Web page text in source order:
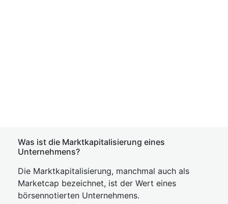
Was ist die Marktkapitalisierung eines
Unternehmens?
Die Marktkapitalisierung, manchmal auch als
Marketcap bezeichnet, ist der Wert eines
börsennotierten Unternehmens.